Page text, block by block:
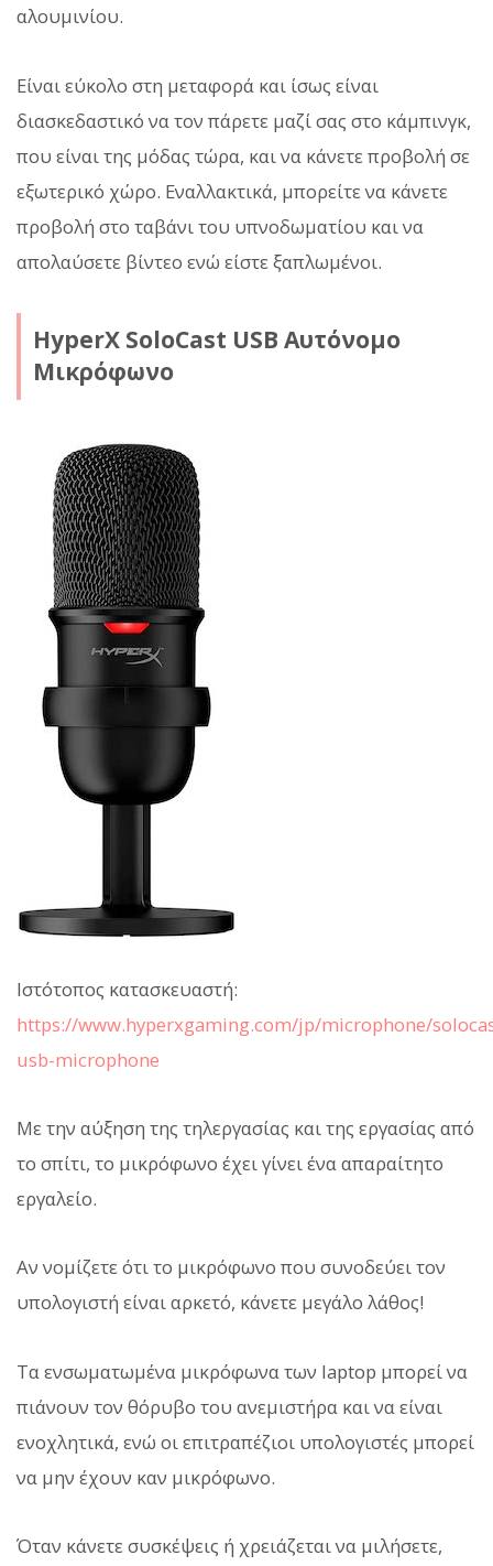
αλουμινίου.
Είναι εύκολο στη μεταφορά και ίσως είναι
διασκεδαστικό να τον πάρετε μαζί σας στο κάμπινγκ,
που είναι της μόδας τώρα, και να κάνετε προβολή σε
εξωτερικό χώρο. Εναλλακτικά, μπορείτε να κάνετε
προβολή στο ταβάνι του υπνοδωματίου και να
απολαύσετε βίντεο ενώ είστε ξαπλωμένοι.
HyperX SoloCast USB Αυτόνομο
Μικρόφωνο
Ιστότοπος κατασκευαστή:
https://www.hyperxgaming.com/jp/microphone/
usb-microphone
Με την αύξηση της τηλεργασίας και της εργασίας από
το σπίτι, το μικρόφωνο έχει γίνει ένα απαραίτητο
εργαλείο.
Αν νομίζετε ότι το μικρόφωνο που συνοδεύει τον
υπολογιστή είναι αρκετό, κάνετε μεγάλο λάθος!
Τα ενσωματωμένα μικρόφωνα των laptop μπορεί να
πιάνουν τον θόρυβο του ανεμιστήρα και να είναι
ενοχλητικά, ενώ οι επιτραπέζιοι υπολογιστές μπορεί
να μην έχουν καν μικρόφωνο.
Όταν κάνετε συσκέψεις ή χρειάζεται να μιλήσετε,